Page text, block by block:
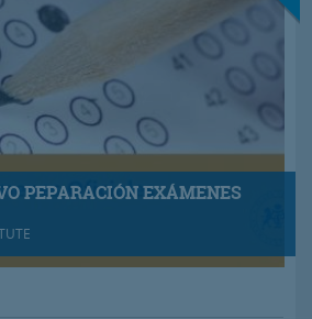
PEPARACIÓN EXÁMENES